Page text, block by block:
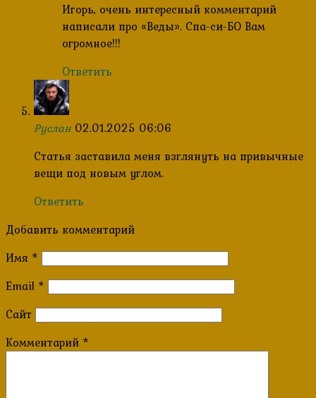
Игорь, очень интересный комментарий
написали про «Веды». Спа-си-БО Вам
огромное!!!
Ответить
Руслан 02.01.2025 06:06
Статья заставила меня взглянуть на привычные
вещи под новым углом.
Ответить
Добавить комментарий
Имя *
Email *
Сайт
Комментарий *